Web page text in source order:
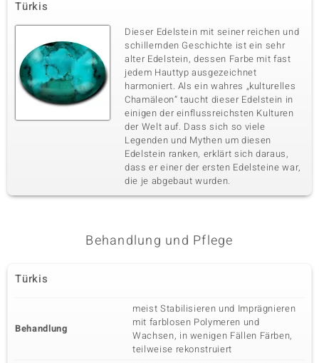
Türkis
Dieser Edelstein mit seiner reichen und
schillernden Geschichte ist ein sehr
alter Edelstein, dessen Farbe mit fast
jedem Hauttyp ausgezeichnet
harmoniert. Als ein wahres „kulturelles
Chamäleon“ taucht dieser Edelstein in
einigen der einflussreichsten Kulturen
der Welt auf. Dass sich so viele
Legenden und Mythen um diesen
Edelstein ranken, erklärt sich daraus,
dass er einer der ersten Edelsteine war,
die je abgebaut wurden.
Behandlung und Pflege
Türkis
Behandlung
meist Stabilisieren und Imprägnieren
mit farblosen Polymeren und
Wachsen, in wenigen Fällen Färben,
teilweise rekonstruiert